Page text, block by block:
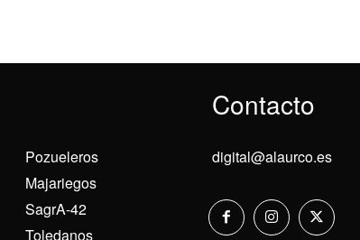
Contacto
Pozueleros
Majariegos
SagrA-42
Toledanos
digital@alaurco.es